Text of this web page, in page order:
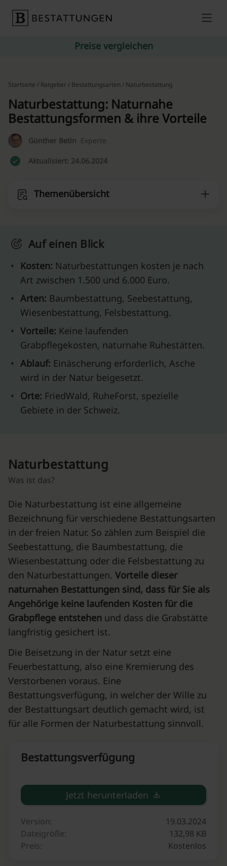
Preise vergleichen
Startseite / Ratgeber / Bestattungsarten / Naturbestattung
Naturbestattung: Naturnahe
Bestattungsformen & ihre Vorteile
Günther Betin Experte
Aktualisiert: 24.06.2024
Themenübersicht
Auf einen Blick
• Kosten: Naturbestattungen kosten je nach
Art zwischen 1.500 und 6.000 Euro.
• Arten: Baumbestattung, Seebestattung,
Wiesenbestattung, Felsbestattung.
• Vorteile: Keine laufenden
Grabpflegekosten, naturnahe Ruhestätten.
• Ablauf: Einäscherung erforderlich, Asche
wird in der Natur beigesetzt.
•
Orte: FriedWald, RuheForst, spezielle
Gebiete in der Schweiz.
Naturbestattung
Was ist das?
Die Naturbestattung ist eine allgemeine
Bezeichnung für verschiedene Bestattungsarten
in der freien Natur. So zählen zum Beispiel die
Seebestattung, die Baumbestattung, die
Wiesenbestattung oder die Felsbestattung zu
den Naturbestattungen. Vorteile dieser
naturnahen Bestattungen sind, dass für Sie als
Angehörige keine laufenden Kosten für die
Grabpflege entstehen und dass die Grabstätte
langfristig gesichert ist.
Die Beisetzung in der Natur setzt eine
Feuerbestattung, also eine Kremierung des
Verstorbenen voraus. Eine
Bestattungsverfügung, in welcher der Wille zu
der Bestattungsart deutlich gemacht wird, ist
für alle Formen der Naturbestattung sinnvoll.
Bestattungsverfügung
Jetzt herunterladen
Version:
19.03.2024
Dateigröße:
132,98 KB
Preis:
Kostenlos